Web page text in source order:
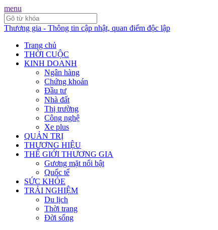
menu
Thương gia - Thông tin cập nhật, quan điểm độc lập
Trang chủ
THỜI CUỘC
KINH DOANH
Ngân hàng
Chứng khoán
Đầu tư
Nhà đất
Thị trường
Công nghệ
Xe plus
QUẢN TRỊ
THƯƠNG HIỆU
THẾ GIỚI THƯƠNG GIA
Gương mặt nổi bật
Quốc tế
SỨC KHỎE
TRẢI NGHIỆM
Du lịch
Thời trang
Đời sống